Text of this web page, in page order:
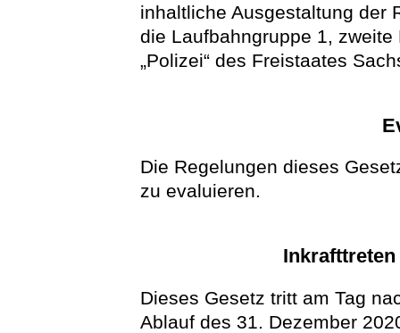
inhaltliche Ausgestaltung der
die Laufbahngruppe 1,
„Polizei“ des Freistaates
Die Regelungen dieses
zu evaluieren.
Dieses Gesetz tritt am Tag
Ablauf des 31. Dezember